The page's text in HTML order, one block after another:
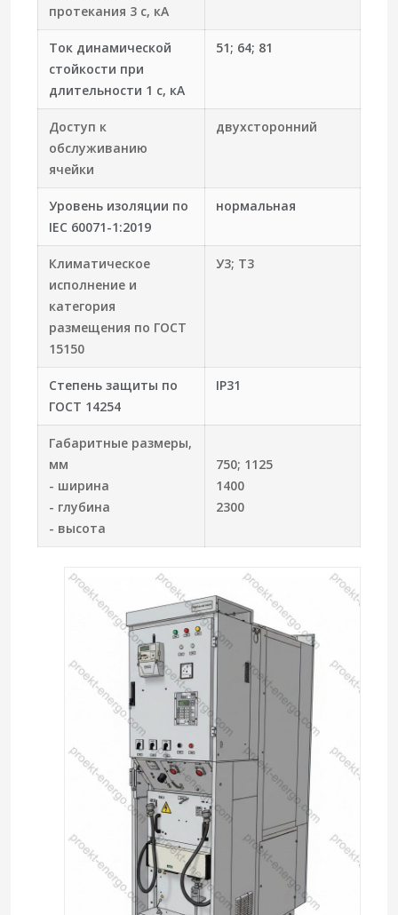
протекания 3 с, кА
Ток динамической
стойкости при
длительности 1 с, кА
51; 64; 81
Доступ к
обслуживанию
ячейки
двухсторонний
Уровень изоляции по
IEC 60071-1:2019
нормальная
Климатическое
исполнение и
категория
размещения по ГОСТ
15150
У3; Т3
Степень защиты по
ГОСТ 14254
IP31
Габаритные размеры,
мм
- ширина
- глубина
- высота
750; 1125
1400
2300